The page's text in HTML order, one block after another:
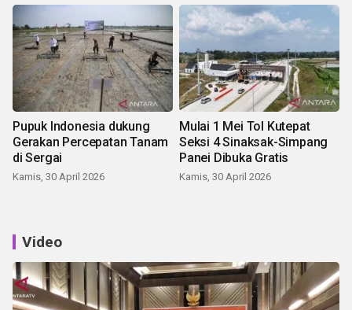
Pupuk Indonesia dukung
Gerakan Percepatan Tanam
di Sergai
Kamis, 30 April 2026
Mulai 1 Mei Tol Kutepat
Seksi 4 Sinaksak-Simpang
Panei Dibuka Gratis
Kamis, 30 April 2026
Video